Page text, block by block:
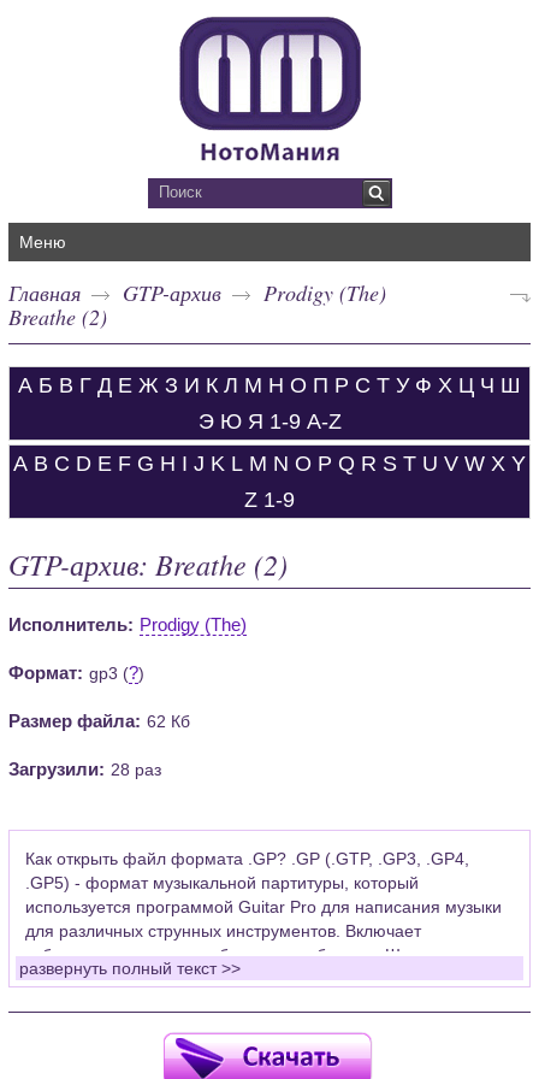
Меню
Главная GTP-архив
Prodigy (The)
Breathe (2)
А Б В Г Д Е Ж З И К Л М Н О П Р С Т У Ф Х Ц Ч Ш
Э Ю Я 1-9 A-Z
A B C D E F G H I J K L M N O P Q R S T U V W X Y
Z 1-9
GTP-архив: Breathe (2)
Исполнитель: Prodigy (The)
Формат: gp3 (?)
Размер файла: 62 Кб
Загрузили: 28 раз
Как открыть файл формата .GP? .GP (.GTP, .GP3, .GP4,
.GP5) - формат музыкальной партитуры, который
используется программой Guitar Pro для написания музыки
для различных струнных инструментов. Включает
табулатуры для гитары, бас-гитары, банджо. Широко
применяется для создания партитур, которые затем
Для открытия нот этого формата Вам необходимо
установить у себя на рабочем компьютере программу Guitar
развернуть полный текст >>